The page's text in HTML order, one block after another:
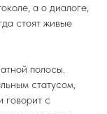
а о диалоге,
стоят живые
полосы.
статусом,
говорит с